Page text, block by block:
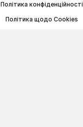
Політика конфіденційності
Політика щодо Cookies